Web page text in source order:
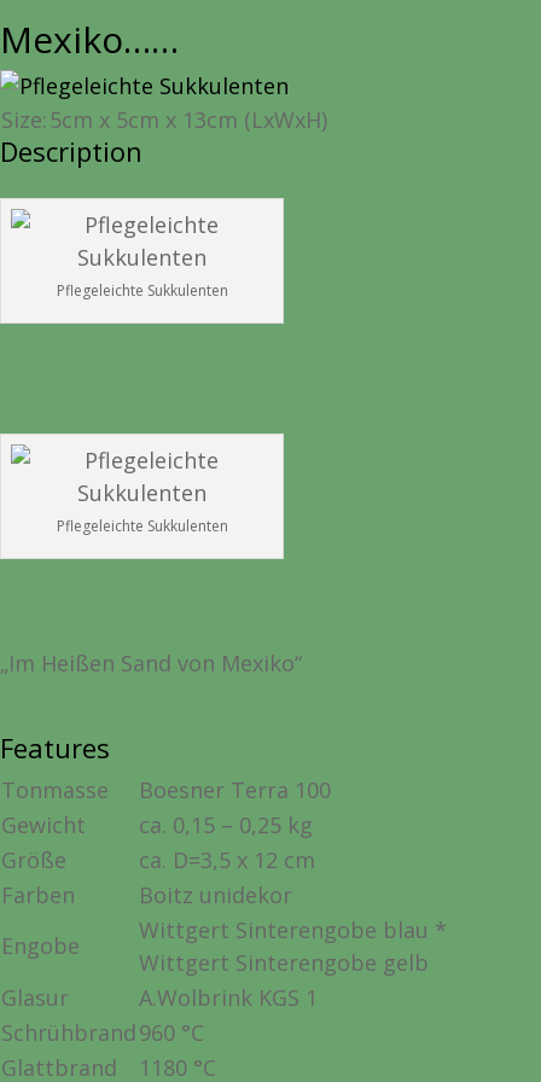
Mexiko……
Size:5cm x 5cm x 13cm (LxWxH)
Description
Pflegeleichte Sukkulenten
Pflegeleichte Sukkulenten
„Im Heißen Sand von Mexiko“
Features
Tonmasse
Boesner Terra 100
Gewicht
ca. 0,15 – 0,25 kg
Größe
ca. D=3,5 x 12 cm
Farben
Boitz unidekor
Engobe
Wittgert Sinterengobe blau *
Wittgert Sinterengobe gelb
Glasur
A.Wolbrink KGS 1
Schrühbrand960 °C
Glattbrand
1180 °C